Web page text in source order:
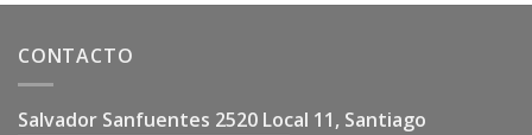
CONTACTO
Salvador Sanfuentes 2520 Local 11, Santiago